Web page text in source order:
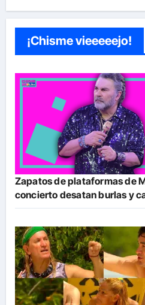
¡Chisme vieeeeejo!
Zapatos de plataformas de
concierto desatan burlas y